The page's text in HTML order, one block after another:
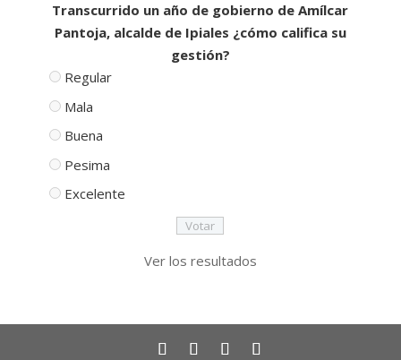
Transcurrido un año de gobierno de Amílcar
Pantoja, alcalde de Ipiales ¿cómo califica su
gestión?
Regular
Mala
Buena
Pesima
Excelente
Ver los resultados